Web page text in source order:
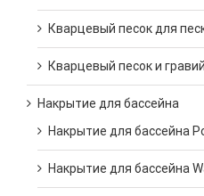
Кварцевый песок для
Кварцевый песок и
Накрытие для бассейна
Накрытие для бассейна
Накрытие для бассейна